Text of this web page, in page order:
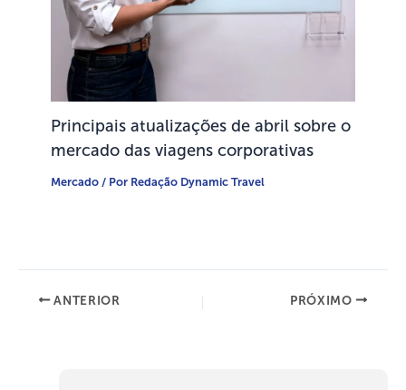
Principais atualizações de abril sobre o
mercado das viagens corporativas
Mercado / Por Redação Dynamic Travel
ANTERIOR PRÓXIMO